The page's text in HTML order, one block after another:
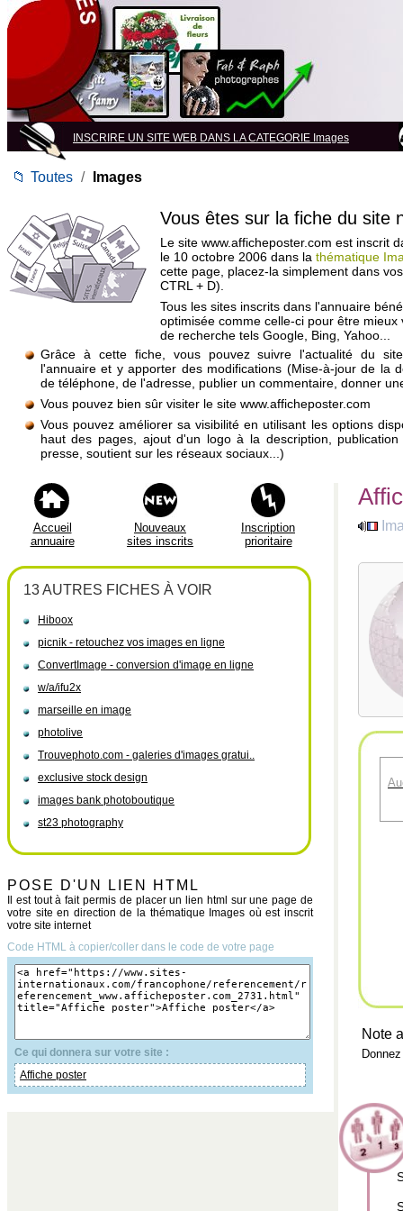
INSCRIRE UN SITE WEB DANS LA CATEGORIE Images
📁 Toutes / Images
Vous êtes sur la fiche du site
Le site www.afficheposter.com est inscrit
le 10 octobre 2006 dans la thématique
cette page, placez-la simplement dans
CTRL + D).
Tous les sites inscrits dans l'annuaire
optimisée comme celle-ci pour être mieux
de recherche tels Google, Bing, Yahoo...
Grâce à cette fiche, vous pouvez suivre l'actualité du
l'annuaire et y apporter des modifications (Mise-à-jour de la
de téléphone, de l'adresse, publier un commentaire, donner
Vous pouvez bien sûr visiter le site www.afficheposter.com
Vous pouvez améliorer sa visibilité en utilisant les options
haut des pages, ajout d'un logo à la description,
presse, soutient sur les réseaux sociaux...)
Accueil
annuaire
Nouveaux
sites inscrits
Inscription
prioritaire
13 AUTRES FICHES À VOIR
Hiboox
picnik - retouchez vos images en ligne
ConvertImage - conversion d'image en ligne
w/a/ifu2x
marseille en image
photolive
Trouvephoto.com - galeries d'images gratui..
exclusive stock design
images bank photoboutique
st23 photography
POSE D'UN LIEN HTML
Il est tout à fait permis de placer un lien html sur une page de
votre site en direction de la thématique Images où est inscrit
votre site internet
Code HTML à copier/coller dans le code de votre page
Ce qui donnera sur votre site :
Affiche poster
Note